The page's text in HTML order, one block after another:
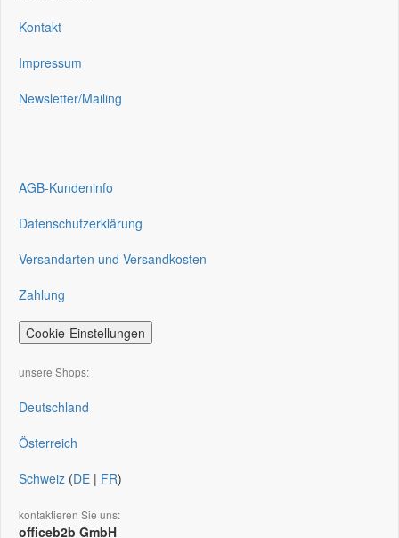
Kontakt
Impressum
Newsletter/Mailing
AGB-Kundeninfo
Datenschutzerklärung
Versandarten und Versandkosten
Zahlung
Cookie-Einstellungen
unsere Shops:
Deutschland
Österreich
Schweiz (DE | FR)
kontaktieren Sie uns:
officeb2b GmbH